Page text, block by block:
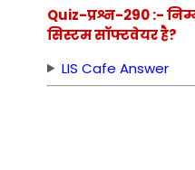
Quiz-प्रश्न-290 :-
सिस्टम सॉफ्टवेयर है?
LIS Cafe Answer